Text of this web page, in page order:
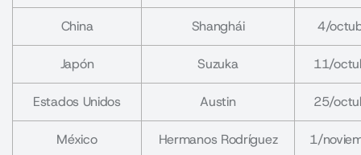
China Shanghái 4/
Japón Suzuka 11/
Estados Unidos Austin 25/
México Hermanos Rodríguez 1/